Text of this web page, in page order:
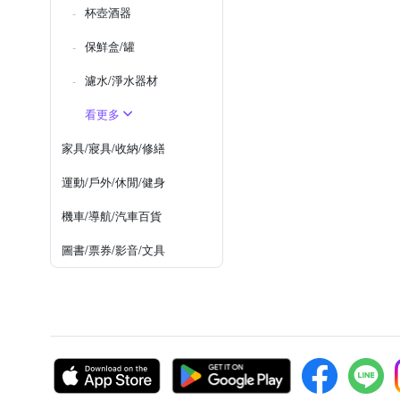
杯壺酒器
保鮮盒/罐
濾水/淨水器材
看更多
家具/寢具/收納/修繕
運動/戶外/休閒/健身
機車/導航/汽車百貨
圖書/票券/影音/文具